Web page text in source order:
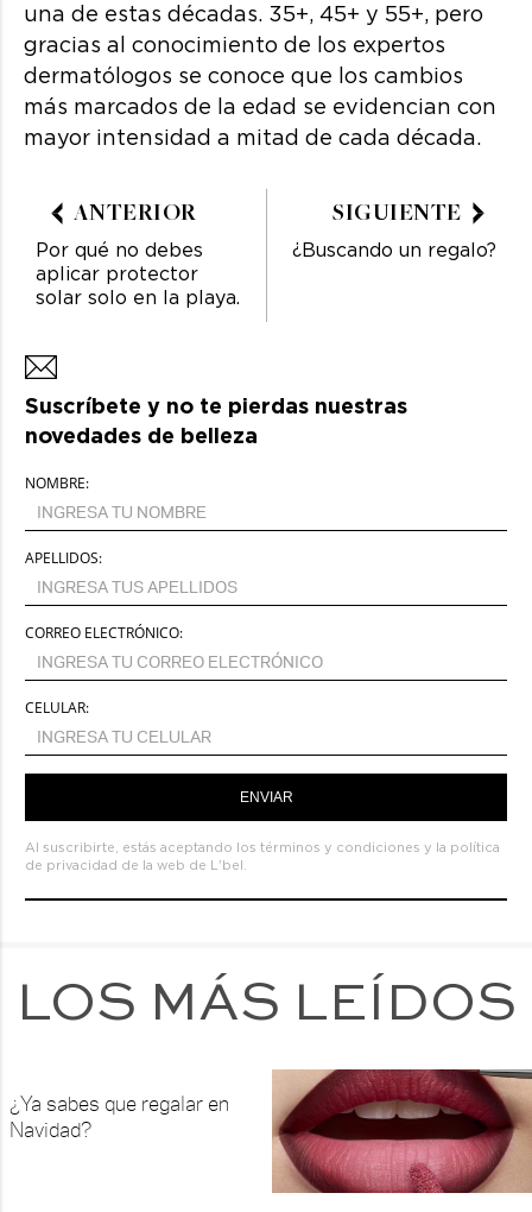
una de estas décadas. 35+, 45+ y 55+, pero
gracias al conocimiento de los expertos
dermatólogos se conoce que los cambios
más marcados de la edad se evidencian con
mayor intensidad a mitad de cada década.
ANTERIOR
Por qué no debes
aplicar protector
solar solo en la playa.
SIGUIENTE
¿Buscando un regalo?
Suscríbete y no te pierdas nuestras
novedades de belleza
NOMBRE:
APELLIDOS:
CORREO ELECTRÓNICO:
CELULAR:
ENVIAR
Al suscribirte, estás aceptando los términos y condiciones y la política
de privacidad de la web de L'bel.
LOS MÁS LEÍDOS
¿Ya sabes que regalar en
Navidad?